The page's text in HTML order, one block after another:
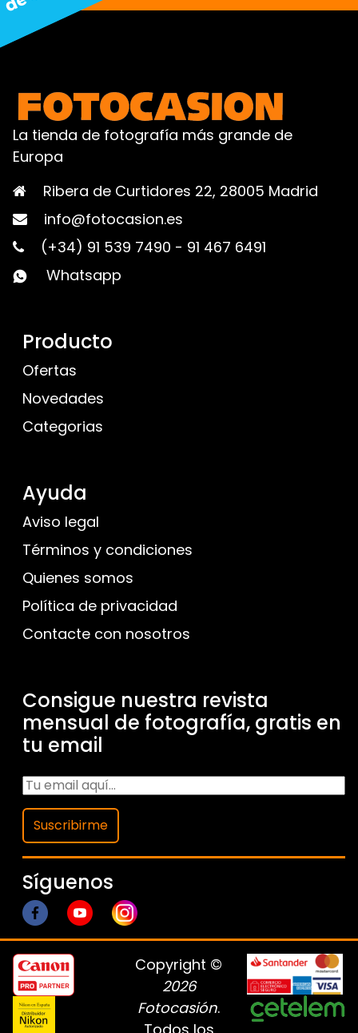
La tienda de fotografía más grande de
Europa
Ribera de Curtidores 22, 28005 Madrid
info@fotocasion.es
(+34) 91 539 7490 - 91 467 6491
Whatsapp
Producto
Ofertas
Novedades
Categorias
Ayuda
Aviso legal
Términos y condiciones
Quienes somos
Política de privacidad
Contacte con nosotros
Consigue nuestra revista
mensual de fotografía, gratis en
tu email
Suscribirme
Síguenos
Copyright ©
2026
Fotocasión.